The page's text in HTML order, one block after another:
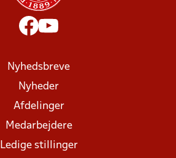
Nyhedsbreve
Nyheder
Afdelinger
Medarbejdere
Ledige stillinger